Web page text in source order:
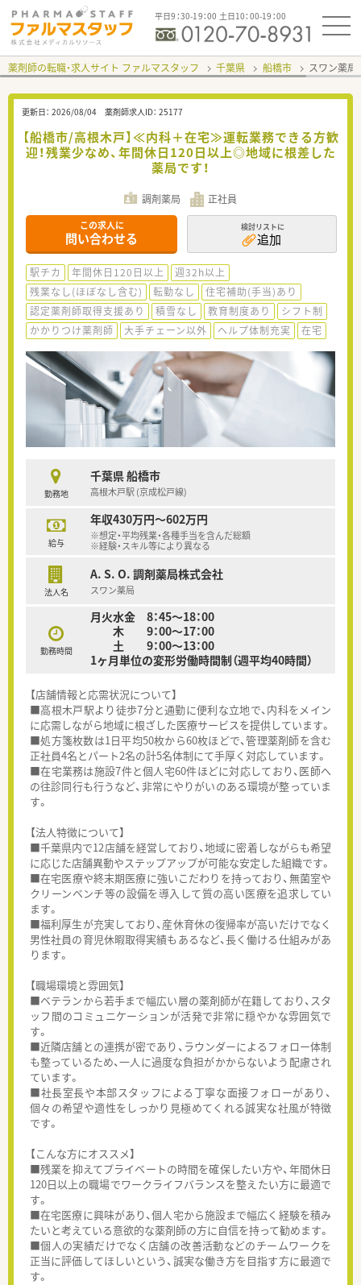
平日9：30-19：00 土日10：00-19：00
薬剤師の転職・求人サイト ファルマスタッフ 千葉県 船橋市 スワン薬局
更新日： 2026/08/04 薬剤師求人ID： 25177
【船橋市/高根木戸】≪内科＋在宅≫運転業務できる方歓
迎！残業少なめ、年間休日120日以上◎地域に根差した
薬局です！
調剤薬局 正社員
この求人に
問い合わせる
検討リストに
追加
駅チカ 年間休日120日以上
週32h以上
残業なし(ほぼなし含む)
転勤なし
住宅補助(手当)あり
認定薬剤師取得支援あり
積雪なし 教育制度あり
シフト制
かかりつけ薬剤師
大手チェーン以外 ヘルプ体制充実 在宅
勤務地
千葉県 船橋市
高根木戸駅 (京成松戸線)
給与
年収430万円～602万円
※想定・平均残業・各種手当を含んだ総額
※経験・スキル等により異なる
法人名
A. S. O. 調剤薬局株式会社
スワン薬局
勤務時間
月火水金 8：45～18：00
木 9：00～17：00
土 9：00～13：00
1ヶ月単位の変形労働時間制（週平均40時間）
【店舗情報と応需状況について】
■高根木戸駅より徒歩7分と通勤に便利な立地で、内科をメイン
に応需しながら地域に根ざした医療サービスを提供しています。
■処方箋枚数は1日平均50枚から60枚ほどで、管理薬剤師を含む
正社員4名とパート2名の計5名体制にて手厚く対応しています。
■在宅業務は施設7件と個人宅60件ほどに対応しており、医師へ
の往診同行も行うなど、非常にやりがいのある環境が整っていま
す。
【法人特徴について】
■千葉県内で12店舗を経営しており、地域に密着しながらも希望
に応じた店舗異動やステップアップが可能な安定した組織です。
■在宅医療や終末期医療に強いこだわりを持っており、無菌室や
クリーンベンチ等の設備を導入して質の高い医療を追求してい
ます。
■福利厚生が充実しており、産休育休の復帰率が高いだけでなく
男性社員の育児休暇取得実績もあるなど、長く働ける仕組みがあ
ります。
【職場環境と雰囲気】
■ベテランから若手まで幅広い層の薬剤師が在籍しており、スタ
ッフ間のコミュニケーションが活発で非常に穏やかな雰囲気で
す。
■近隣店舗との連携が密であり、ラウンダーによるフォロー体制
も整っているため、一人に過度な負担がかからないよう配慮され
ています。
■社長室長や本部スタッフによる丁寧な面接フォローがあり、
個々の希望や適性をしっかり見極めてくれる誠実な社風が特徴
です。
【こんな方にオススメ】
■残業を抑えてプライベートの時間を確保したい方や、年間休日
120日以上の職場でワークライフバランスを整えたい方に最適で
す。
■在宅医療に興味があり、個人宅から施設まで幅広く経験を積み
たいと考えている意欲的な薬剤師の方に自信を持って勧めます。
■個人の実績だけでなく店舗の改善活動などのチームワークを
正当に評価してほしいという、誠実な働き方を目指す方に最適で
す。